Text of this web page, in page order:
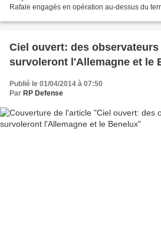
Rafale engagés en opération au-dessus du
Ciel ouvert: des
survoleront l'Allemagne et le
Publié le 01/04/2014 à 07:50
Par RP Defense